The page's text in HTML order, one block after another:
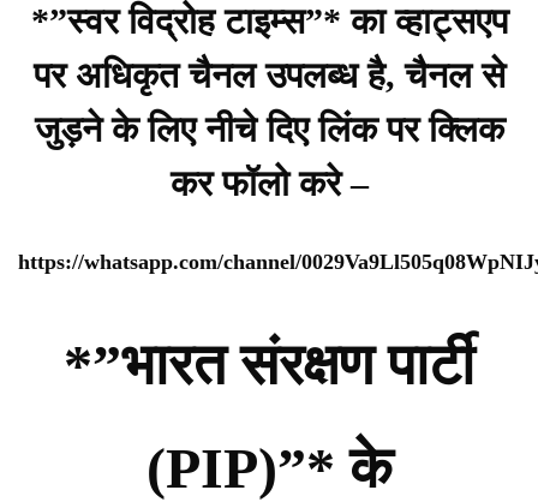
*”स्वर विद्रोह टाइम्स”* का व्हाट्सएप
पर अधिकृत चैनल उपलब्ध है, चैनल से
जुड़ने के लिए नीचे दिए लिंक पर क्लिक
कर फॉलो करे –
https://whatsapp.com/channel/
*”भारत संरक्षण पार्टी
(PIP)”* के